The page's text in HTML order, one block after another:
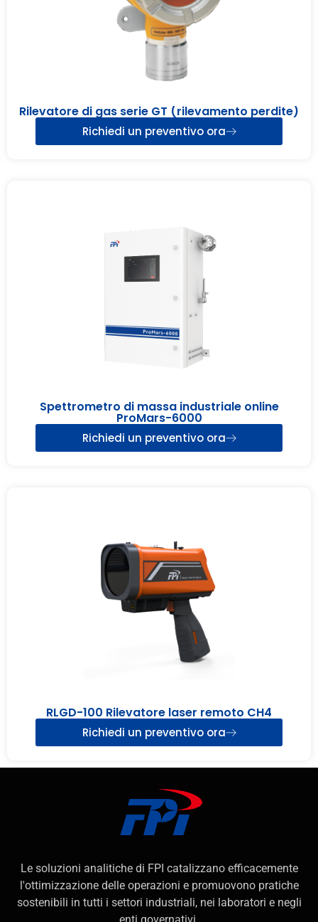
Rilevatore di gas serie GT (rilevamento perdite)
Richiedi un preventivo ora
Spettrometro di massa industriale online
ProMars-6000
Richiedi un preventivo ora
RLGD-100 Rilevatore laser remoto CH4
Richiedi un preventivo ora
Le soluzioni analitiche di FPI catalizzano efficacemente
l'ottimizzazione delle operazioni e promuovono pratiche
sostenibili in tutti i settori industriali, nei laboratori e negli